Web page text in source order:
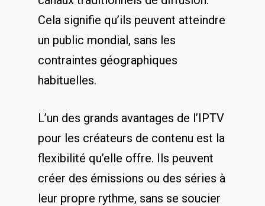
Cela signifie qu’ils peuvent atteindre
un public mondial, sans les⁤
contraintes géographiques
habituelles.
L’un des grands avantages de l’IPTV
pour les créateurs de contenu est‌ la
flexibilité ⁣qu’elle offre. Ils peuvent
créer des émissions ou⁢ des séries à
leur propre rythme, sans se⁤ soucier⁣